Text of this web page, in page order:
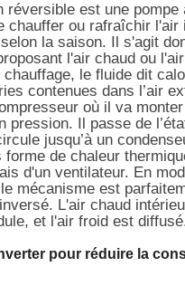
réversible est une pompe
chauffer ou rafraîchir l'air
la saison. Il s'agit
l'air chaud ou
chauffage, le fluide dit
contenues dans l’air
où il va
pression. Il passe de
jusqu’à un
de chaleur
d'un ventilateur. En
mécanisme est
L'air chaud
et l'air froid est
pour réduire la